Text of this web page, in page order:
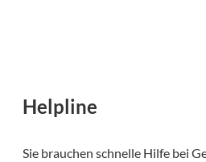
Helpline
Sie brauchen schnelle Hilfe bei